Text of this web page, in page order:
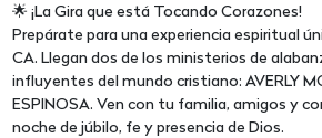
🌟 ¡La Gira que está Tocando Corazones!
Prepárate para una experiencia espiritual
CA. Llegan dos de los ministerios de
influyentes del mundo cristiano: AVERLY
ESPINOSA. Ven con tu familia, amigos y
noche de júbilo, fe y presencia de Dios.